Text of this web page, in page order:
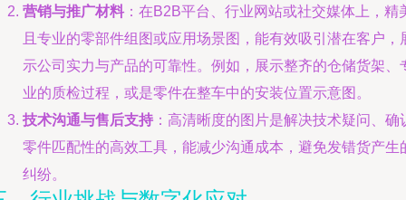
营销与推广材料 ：在B2B平台、行业网站或社交媒体上，精
且专业的零部件组图或应用场景图，能有效吸引潜在客户，
示公司实力与产品的可靠性。例如，展示整齐的仓储货架、
业的质检过程，或是零件在整车中的安装位置示意图。
技术沟通与售后支持 ：高清晰度的图片是解决技术疑问、确
零件匹配性的高效工具，能减少沟通成本，避免发错货产生
纠纷。